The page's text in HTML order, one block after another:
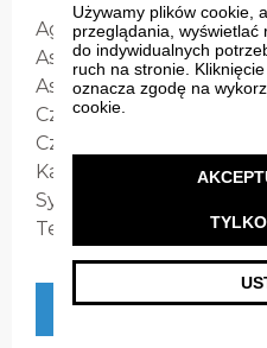
Agility Select - Wybór
Asystent parkowania
Asystent zmiany pasa
Czujniki parkowania
Czujniki parkowania tył
Kamera Cofania
System monitorowania
Tempomat Aktywny z
Systemy HI-FI
Używamy plików cookie,
przeglądania,
do indywidualnych
ruch na stronie.
oznacza zgodę na
cookie.